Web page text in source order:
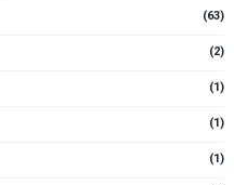
(63)
(2)
(1)
(1)
(1)